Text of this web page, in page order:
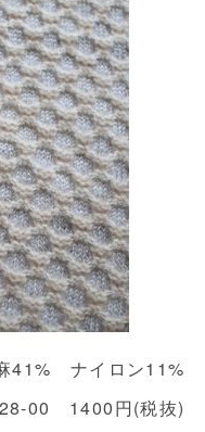
41% ナイロン11%
00 1400円(税抜)